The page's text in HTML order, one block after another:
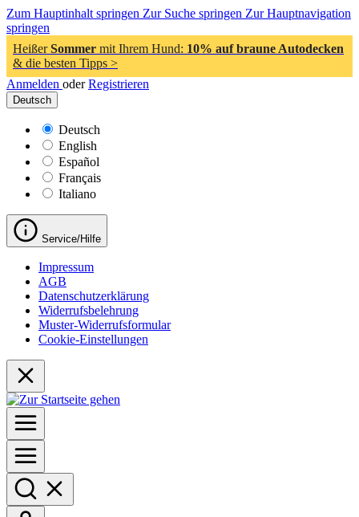
Zum Hauptinhalt springen Zur Suche springen Zur Hauptnavigation
springen
HeißerSommer mit Ihrem Hund: 10% auf braune Autodecken
& die besten Tipps >
Anmelden oder Registrieren
Deutsch
Deutsch
English
Español
Français
Italiano
Service/Hilfe
Impressum
AGB
Datenschutzerklärung
Widerrufsbelehrung
Muster-Widerrufsformular
Cookie-Einstellungen